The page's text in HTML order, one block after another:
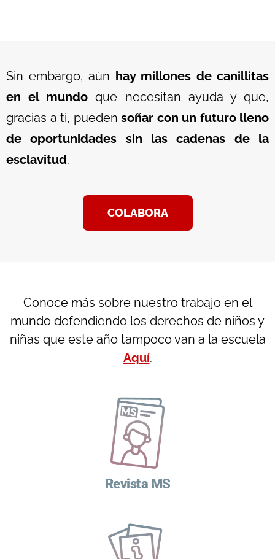
Sin embargo, aún hay millones de canillitas
en el mundo que necesitan ayuda y que,
gracias a ti, pueden soñar con un futuro lleno
de oportunidades sin las cadenas de la
esclavitud.
COLABORA
Conoce más sobre nuestro trabajo en el
mundo defendiendo los derechos de niños y
niñas que este año tampoco van a la escuela
Aquí.
Revista MS